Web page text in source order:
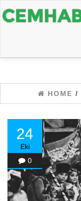
HOME /
24
Eki
0